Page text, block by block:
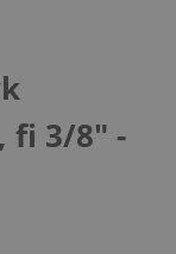
fi 3/8" -